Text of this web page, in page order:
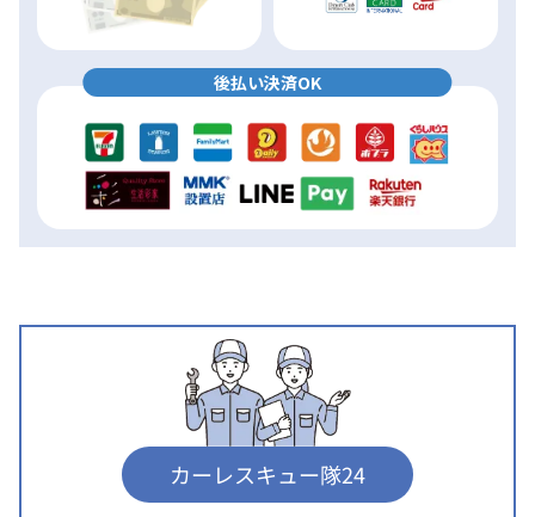
後払い決済OK
カーレスキュー隊24